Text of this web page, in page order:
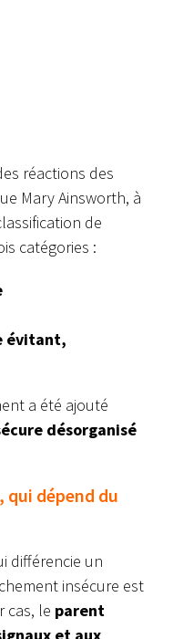
réactions des
Mary Ainsworth, à
de
catégories :
évitant,
a été ajouté
désorganisé
qui dépend du
différencie un
insécure est
cas, le parent